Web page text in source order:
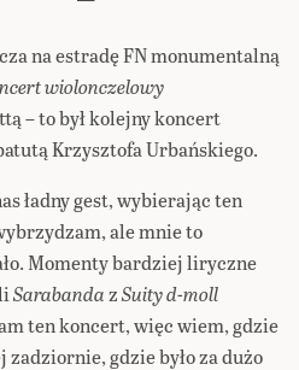
na estradę FN monumentalną
wiolonczelowy
– to był kolejny koncert
Krzysztofa Urbańskiego.
ładny gest, wybierając ten
ale mnie to
Momenty bardziej liryczne
SarabandazSuity d-moll
ten koncert, więc wiem, gdzie
gdzie było za dużo